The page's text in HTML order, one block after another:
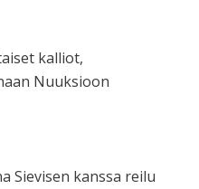
kalliot,
Nuuksioon
Sievisen kanssa reilu